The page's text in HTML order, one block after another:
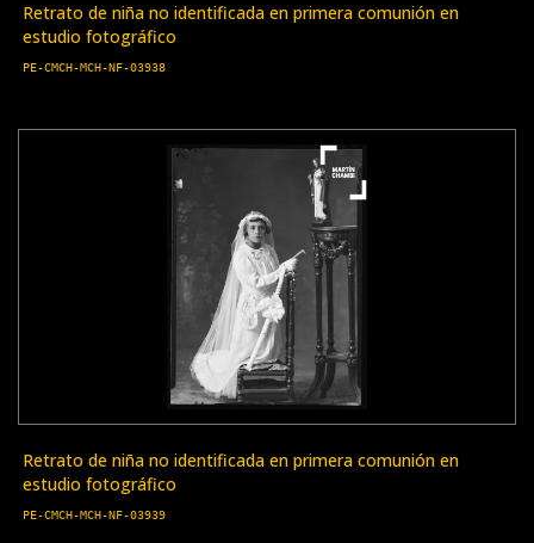
Retrato de niña no identificada en primera comunión en
estudio fotográfico
PE-CMCH-MCH-NF-03938
Retrato de niña no identificada en primera comunión en
estudio fotográfico
PE-CMCH-MCH-NF-03939